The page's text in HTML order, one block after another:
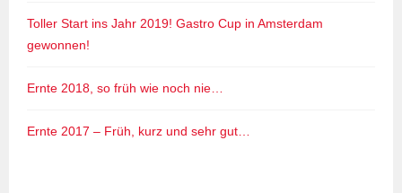
Toller Start ins Jahr 2019! Gastro Cup in Amsterdam
gewonnen!
Ernte 2018, so früh wie noch nie…
Ernte 2017 – Früh, kurz und sehr gut…